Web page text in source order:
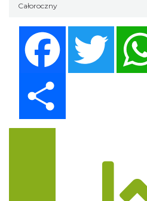
Całoroczny
Twitter